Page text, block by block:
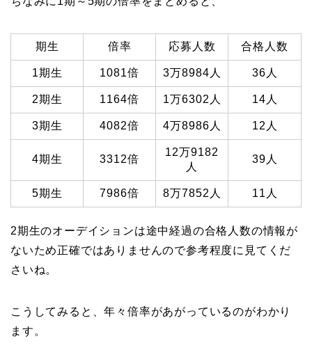
期生 倍率 応募人数 合格人数
1期生 1081倍 3万8984人 36人
2期生 1164倍 1万6302人 14人
3期生 4082倍 4万8986人 12人
4期生 3312倍
12万9182
人
39人
5期生 7986倍 8万7852人 11人
2期生のオーデイションは途中経過の合格人数の情報が
ないため正確ではありませんので参考程度に見てくだ
さいね。
こうしてみると、年々倍率があがっているのがわかり
ます。